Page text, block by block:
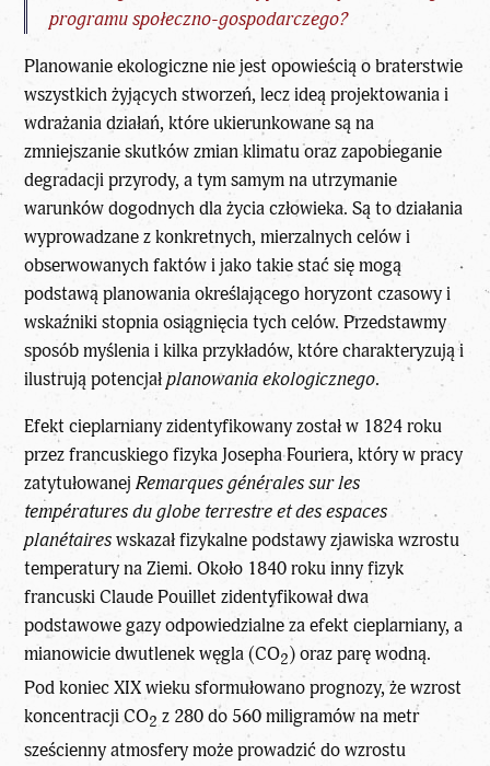
programu społeczno-gospodarczego?
Planowanie ekologiczne nie jest opowieścią o braterstwie
wszystkich żyjących stworzeń, lecz ideą projektowania i
wdrażania działań, które ukierunkowane są na
zmniejszanie skutków zmian klimatu oraz zapobieganie
degradacji przyrody, a tym samym na utrzymanie
warunków dogodnych dla życia człowieka. Są to działania
wyprowadzane z konkretnych, mierzalnych celów i
obserwowanych faktów i jako takie stać się mogą
podstawą planowania określającego horyzont czasowy i
wskaźniki stopnia osiągnięcia tych celów. Przedstawmy
sposób myślenia i kilka przykładów, które charakteryzują i
ilustrują potencjałplanowania ekologicznego.
Efekt cieplarniany zidentyfikowany został w 1824 roku
przez francuskiego fizyka Josepha Fouriera, który w pracy
zatytułowanejRemarques générales sur les
températures du globe terrestre et des espaces
planétaireswskazał fizykalne podstawy zjawiska wzrostu
temperatury na Ziemi. Około 1840 roku inny fizyk
francuski Claude Pouillet zidentyfikował dwa
podstawowe gazy odpowiedzialne za efekt cieplarniany, a
mianowicie dwutlenek węgla (CO2) oraz parę wodną.
Pod koniec XIX wieku sformułowano prognozy, że wzrost
koncentracji CO2 z 280 do 560 miligramów na metr
sześcienny atmosfery może prowadzić do wzrostu